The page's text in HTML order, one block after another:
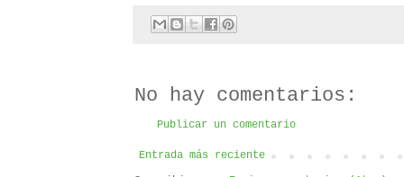
No hay comentarios:
Publicar un comentario
Entrada más reciente